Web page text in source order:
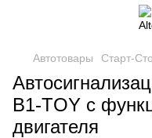
Автотовары Старт-
B1-TOY с
двигателя